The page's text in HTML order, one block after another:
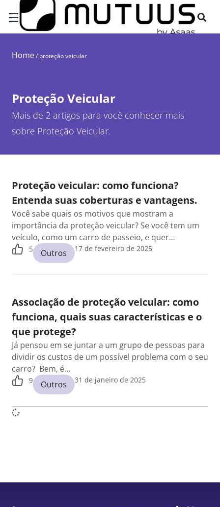
☰
Home/ proteção veicular
Proteção Veicular
Mais de 2 artigos para você conhecer mais
sobre Proteção Veicular.
Proteção veicular: como funciona?
Entenda suas coberturas e vantagens.
Você sabe quais os motivos que mostram a
importância da proteção veicular? Se você tem um
veículo, como um carro de passeio, e quer…
5 Outros 17 de fevereiro de 2025
Associação de proteção veicular: como
funciona, quais suas características e o
que protege?
Já pensou em se juntar a um grupo de pessoas para
dividir os custos de um possível problema com o seu
carro? Bem, é…
9 Outros 31 de janeiro de 2025